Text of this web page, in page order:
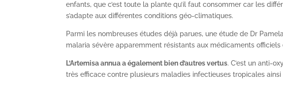
enfants, que c’est toute la plante qu’il faut consommer car les
s’adapte aux différentes conditions géo-climatiques.
Parmi les nombreuses études déjà parues, une étude de Dr
malaria sévère apparemment résistants aux médicaments
L’Artemisa annua a également bien d’autres vertus. C’est un anti-
très efficace contre plusieurs maladies infectieuses tropicales